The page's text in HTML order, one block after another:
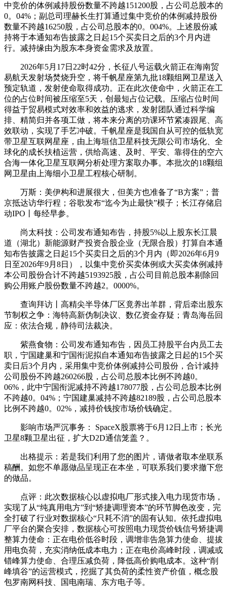
中竞价的体例减持股份数量不跨越151200股，占公司总股本的
0。04%；副总司理赫长生打算通过集中竞价的体例减持股份
数量不跨越16250股，占公司总股本的0。004%。上述股份减
持将于本通知布告披露之日起15个买卖日之后的3个月内进
行。减持缘由为股东本身资金需求及放置。
2026年5月17日22时42分，长征八号运载火箭正在海南贸
易航天发射场焚烧升空，将千帆星座第九批18颗组网卫星送入
预定轨道，发射使命取得成功。正在此次使命中，火箭正在工
位的占位时间被压缩至5天，创最短占位记载。压缩占位时间
得益于贸易模式对效率和效益的逃求，发射团队通过科学编
排、精简归并各项工做，将本来分离的功课环节紧凑跟尾、高
效联动，实现了手艺冲破。千帆星座是我国自从可控的低轨宽
带卫星互联网星座，由上海垣信卫星科技无限公司市场化、全
球化的成长扶植运营，供给高速、及时、平安、靠得住的空六
合海一体化卫星互联网分析处理方案取办事。本批次的18颗组
网卫星由上海细小卫星工程核心研制。
万斯：美伊构和进展很大，但美方也准备了“B方案”；普
京抵达访华行程；谷歌发布“迄今为止最快”模子；长江存储启
动IPO丨每经早参。
尚太科技：公司发布通知布告，持股5%以上股东长江晨
道（湖北）新能源财产投资合股企业（无限合股）打算自本通
知布告披露之日起15个买卖日之后的3个月内（即2026年6月9
日至2026年9月8日），以集中竞价买卖体例或大买卖体例减持
本公司股份合计不跨越5193925股，占公司目前总股本剔除回
购公用账户股份数量不跨越2。0000%。
查询拜访丨高精尖半导体厂区竟养出羊群，背后牵出股东
节制权之争：海特高新伪制决议、数亿资金存疑；青岛海岳回
应：依法合规，静待司法裁决。
紫燕食物：公司发布通知布告，因员工持股平台内员工去
职，宁国建巢和宁国衔泥拟自本通知布告披露之日起的15个买
卖日后3个月内，采用集中竞价体例减持公司股份，合计减持
公司股份不跨越260266股，占公司总股本比例不跨越0。
06%，此中宁国衔泥减持不跨越178077股，占公司总股本比例
不跨越0。04%；宁国建巢减持不跨越82189股，占公司总股本
比例不跨越0。02%，减持价钱按市场价钱确定。
影响市场严沉事务： SpaceX股票将于6月12日上市；长光
卫星8颗卫星出征，扩大D2D通信笼盖？。
出格提示：若是我们利用了您的图片，请做者取本坐联系
稿酬。如您不单愿做品呈现正在本坐，可联系我们要求撤下您
的做品。
点评：此次数据核心以虚拟电厂形式接入电力现货市场，
实现了从“纯真用电方”到“矫捷调理资本”的环节脚色改变，完
全打破了行业对数据核心“只耗不消”的固有认知。依托虚拟电
厂平台的聚合安排，数据核心可按照电力现货价钱信号矫捷调
整算力使命：正在电价低谷时段，调增非告急算力使命、提拔
用电负荷，充实消纳低成本电力；正在电价高峰时段，调减或
错峰算力使命、合理压减负荷，降低高价购电成本。这种“削
峰填谷”的运营模式，挖掘了其负荷的柔性资产价值，概念股
包罗南网科技、国电南瑞、东方电子等。